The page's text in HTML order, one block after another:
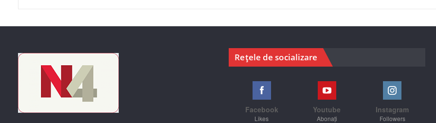
Rețele de socializare
Facebook
Likes
Youtube
Abonați
Instagram
Followers